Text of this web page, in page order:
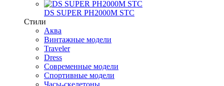
DS SUPER PH2000M STC
Стили
Аква
Винтажные модели
Traveler
Dress
Современные модели
Спортивные модели